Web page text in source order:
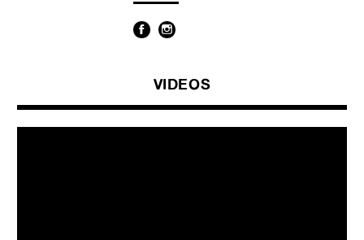
VIDEOS